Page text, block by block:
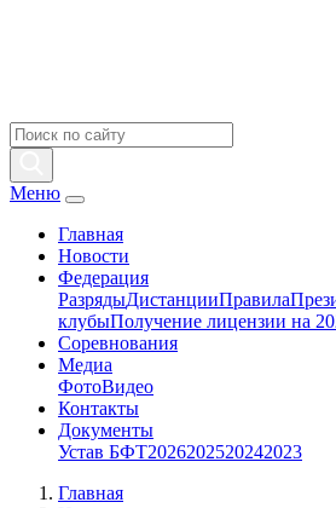
Меню
Главная
Новости
Федерация
РазрядыДистанцииПравила
клубыПолучение лицензии на
Соревнования
Медиа
ФотоВидео
Контакты
Документы
Устав БФТ2026202520242023
Главная